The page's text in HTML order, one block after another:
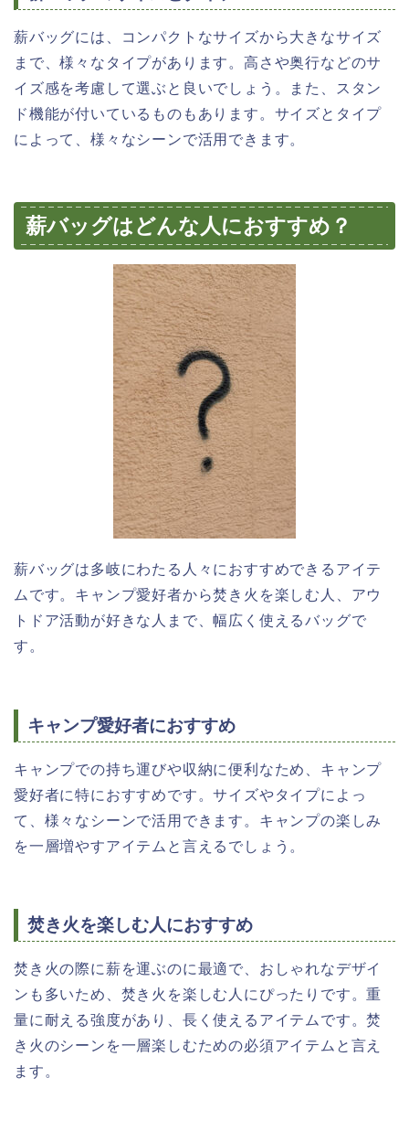
薪バッグには、コンパクトなサイズから大きなサイズ
まで、様々なタイプがあります。高さや奥行などのサ
イズ感を考慮して選ぶと良いでしょう。また、スタン
ド機能が付いているものもあります。サイズとタイプ
によって、様々なシーンで活用できます。
薪バッグはどんな人におすすめ？
薪バッグは多岐にわたる人々におすすめできるアイテ
ムです。キャンプ愛好者から焚き火を楽しむ人、アウ
トドア活動が好きな人まで、幅広く使えるバッグで
す。
キャンプ愛好者におすすめ
キャンプでの持ち運びや収納に便利なため、キャンプ
愛好者に特におすすめです。サイズやタイプによっ
て、様々なシーンで活用できます。キャンプの楽しみ
を一層増やすアイテムと言えるでしょう。
焚き火を楽しむ人におすすめ
焚き火の際に薪を運ぶのに最適で、おしゃれなデザイ
ンも多いため、焚き火を楽しむ人にぴったりです。重
量に耐える強度があり、長く使えるアイテムです。焚
き火のシーンを一層楽しむための必須アイテムと言え
ます。